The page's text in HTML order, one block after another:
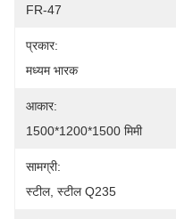
FR-47
प्रकार:
मध्यम भारक
आकार:
1500*1200*1500 मिमी
सामग्री:
स्टील, स्टील Q235